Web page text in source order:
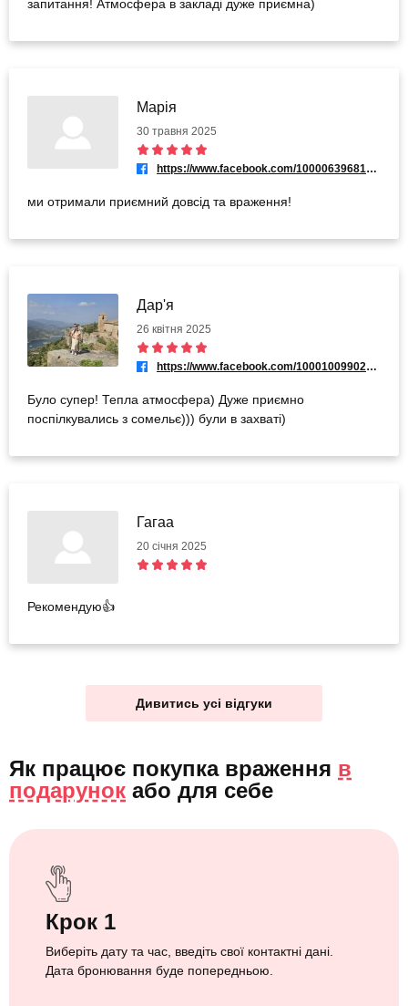
запитання! Атмосфера в закладі дуже приємна)
Марія
30 травня 2025
https://www.facebook.com/100006396816966
ми отримали приємний довсід та враження!
Дар'я
26 квітня 2025
https://www.facebook.com/100010099021626
Було супер! Тепла атмосфера) Дуже приємно
поспілкувались з сомельє))) були в захваті)
Гагаа
20 січня 2025
Рекомендую👍
Дивитись усі відгуки
Як працює покупка враження в
подарунок або для себе
Крок 1
Виберіть дату та час, введіть свої контактні дані.
Дата бронювання буде попередньою.